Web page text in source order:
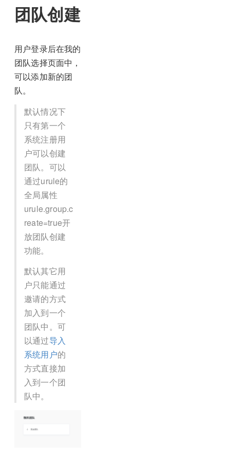
团队创建
用户登录后在我的
团队选择页面中，
可以添加新的团
队。
默认情况下
只有第一个
系统注册用
户可以创建
团队。可以
通过urule的
全局属性
urule.group.c
reate=true开
放团队创建
功能。
默认其它用
户只能通过
邀请的方式
加入到一个
团队中。可
以通过导入
系统用户的
方式直接加
入到一个团
队中。